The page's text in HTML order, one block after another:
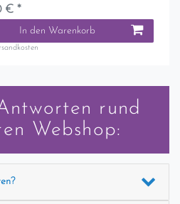
€ *
In den Warenkorb
rund
Webshop: